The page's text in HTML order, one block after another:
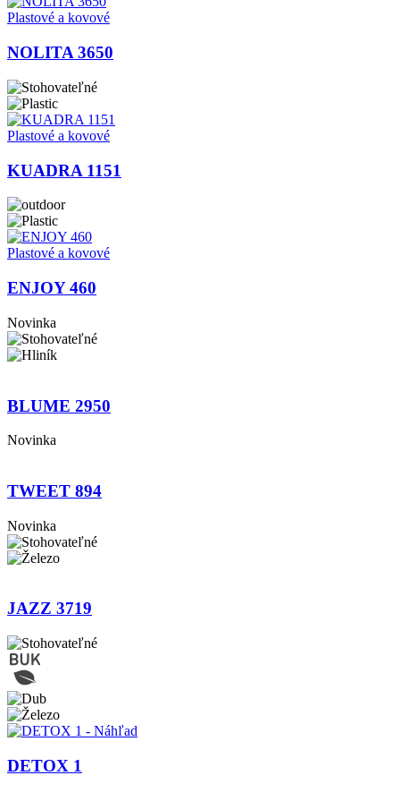
Plastové a kovové
NOLITA 3650
Plastové a kovové
KUADRA 1151
Plastové a kovové
ENJOY 460
Novinka
BLUME 2950
Novinka
TWEET 894
Novinka
JAZZ 3719
DETOX 1